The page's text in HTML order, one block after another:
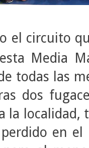
el circuito
Media
todas las
dos
la localidad,
en